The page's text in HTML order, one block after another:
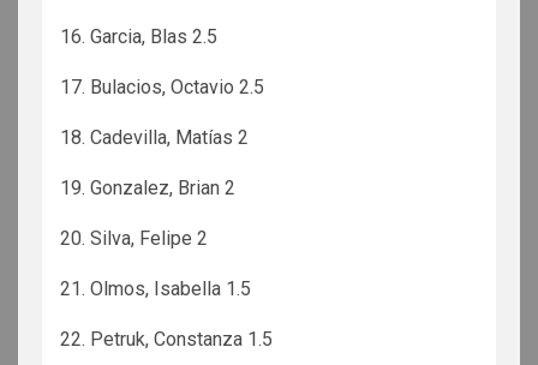
16. Garcia, Blas 2.5
17. Bulacios, Octavio 2.5
18. Cadevilla, Matías 2
19. Gonzalez, Brian 2
20. Silva, Felipe 2
21. Olmos, Isabella 1.5
22. Petruk, Constanza 1.5